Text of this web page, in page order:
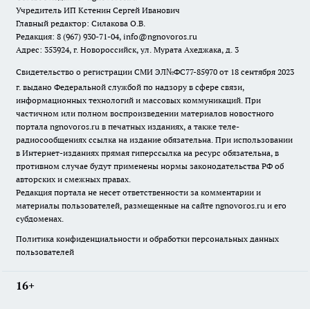
Учредитель ИП Кстенин Сергей Иванович
Главный редактор: Силакова О.В.
Редакция: 8 (967) 930-71-04, info@ngnovoros.ru
Адрес: 353924, г. Новороссийск, ул. Мурата Ахеджака, д. 3
Свидетельство о регистрации СМИ ЭЛ№ФС77-85970 от 18 сентября 2023
г. выдано Федеральной службой по надзору в сфере связи,
информационных технологий и массовых коммуникаций. При
частичном или полном воспроизведении материалов новостного
портала ngnovoros.ru в печатных изданиях, а также теле-
радиосообщениях ссылка на издание обязательна. При использовании
в Интернет-изданиях прямая гиперссылка на ресурс обязательна, в
противном случае будут применены нормы законодательства РФ об
авторских и смежных правах.
Редакция портала не несет ответственности за комментарии и
материалы пользователей, размещенные на сайте ngnovoros.ru и его
субдоменах.
Политика конфиденциальности и обработки персональных данных
пользователей
16+